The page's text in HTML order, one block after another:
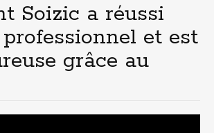
Soizic a réussi
et est
grâce au